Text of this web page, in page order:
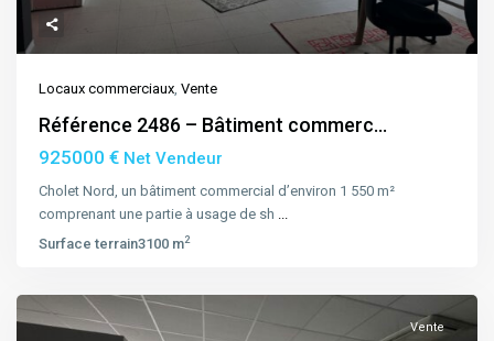
Locaux commerciaux, Vente
Référence 2486 – Bâtiment commerc...
925000 € Net Vendeur
Cholet Nord, un bâtiment commercial d’environ 1 550 m²
comprenant une partie à usage de sh ...
Surface terrain3100 m2
Vente